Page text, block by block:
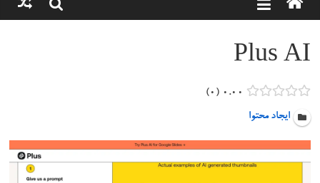
هوش
مصنوعی
www.hooshtaak.ir
Plus AI
۰.۰۰ ۰
ایجاد محتوا